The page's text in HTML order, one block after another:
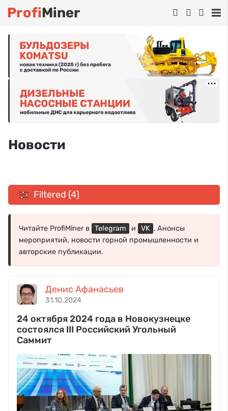
ProfiMiner
Новости
Filtered (4)
Читайте ProfiMiner в Telegram и VK . Анонсы
мероприятий, новости горной промышленности и
авторские публикации.
Денис Афанасьев
31.10.2024
24 октября 2024 года в Новокузнецке
состоялся III Российский Угольный
Саммит